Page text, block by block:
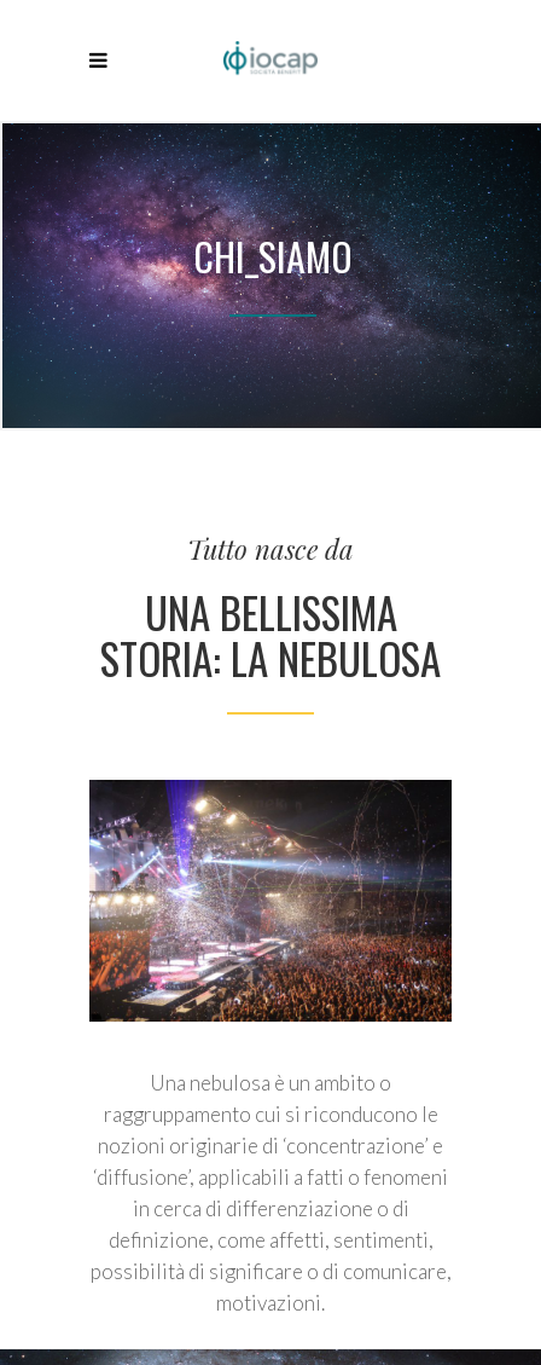
CHI_SIAMO
Tutto nasce da
UNA BELLISSIMA
STORIA: LA NEBULOSA
Una nebulosa è un ambito o
raggruppamento cui si riconducono le
nozioni originarie di ‘concentrazione’ e
‘diffusione’, applicabili a fatti o fenomeni
in cerca di differenziazione o di
definizione, come affetti, sentimenti,
possibilità di significare o di comunicare,
motivazioni.